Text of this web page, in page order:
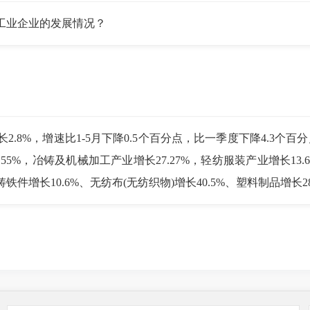
企业的发展情况？
，增速比1-5月下降0.5个百分点，比一季度下降4.3个百分
，冶铸及机械加工产业增长27.27%，轻纺服装产业增长
件增长10.6%、无纺布(无纺织物)增长40.5%、塑料制品增长